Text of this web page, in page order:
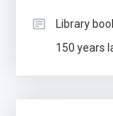
Library
150 years